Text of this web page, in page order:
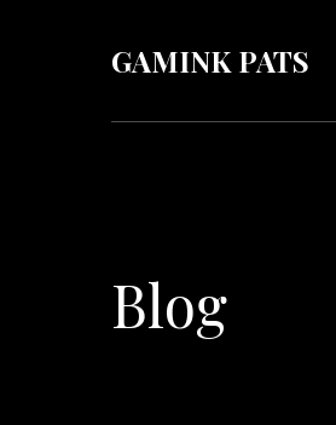
GAMINK PATS
Blog